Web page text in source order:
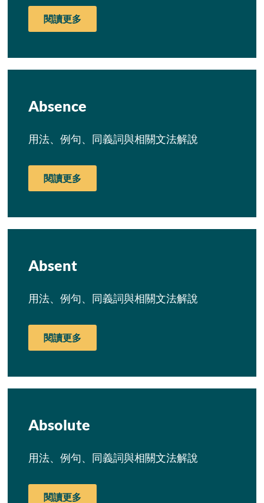
閱讀更多
Absence
用法、例句、同義詞與相關文法解說
閱讀更多
Absent
用法、例句、同義詞與相關文法解說
閱讀更多
Absolute
用法、例句、同義詞與相關文法解說
閱讀更多